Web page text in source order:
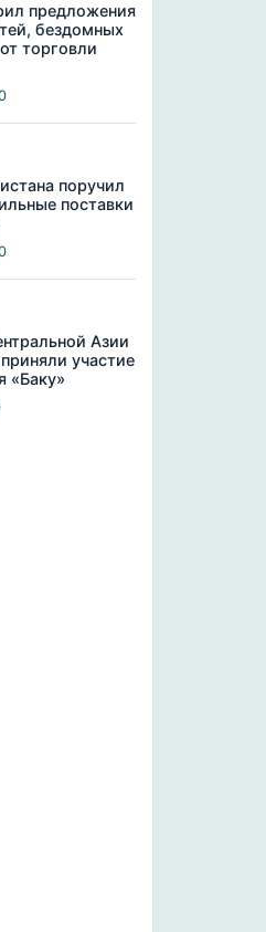
предложения
бездомных
торговли
поручил
поставки
Азии
участие
«Баку»